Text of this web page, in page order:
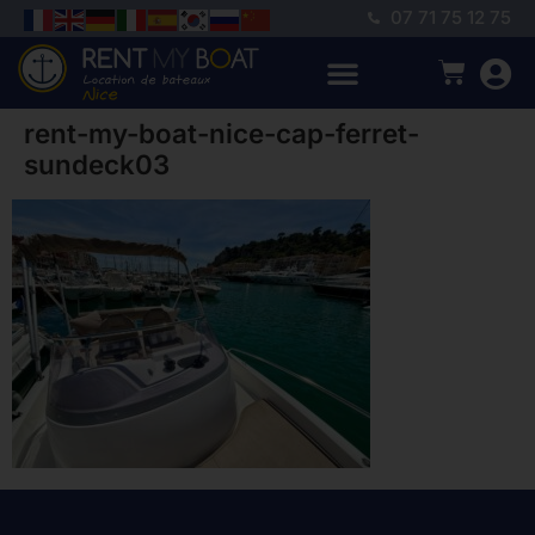
07 71 75 12 75
rent-my-boat-nice-cap-ferret-
sundeck03